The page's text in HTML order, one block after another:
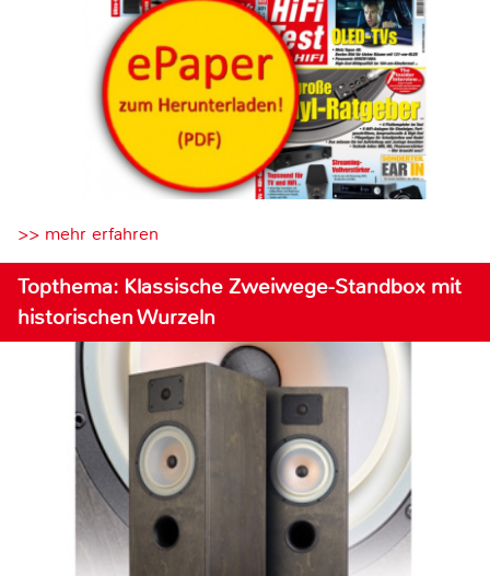
>> mehr erfahren
Topthema: Klassische Zweiwege-Standbox mit
historischen Wurzeln